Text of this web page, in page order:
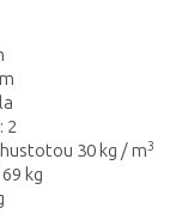
2
30 kg / m3
kg